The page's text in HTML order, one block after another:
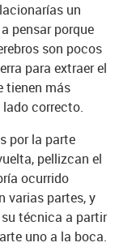
un
pensar porque
son pocos
para extraer el
tienen más
lado correcto.
por la parte
pellizcan el
ocurrido
varias partes, y
técnica a partir
uno a la boca.